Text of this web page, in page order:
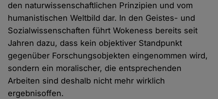
den naturwissenschaftlichen Prinzipien und vom
humanistischen Weltbild dar. In den Geistes- und
Sozialwissenschaften führt Wokeness bereits seit
Jahren dazu, dass kein objektiver Standpunkt
gegenüber Forschungsobjekten eingenommen wird,
sondern ein moralischer, die entsprechenden
Arbeiten sind deshalb nicht mehr wirklich
ergebnisoffen.